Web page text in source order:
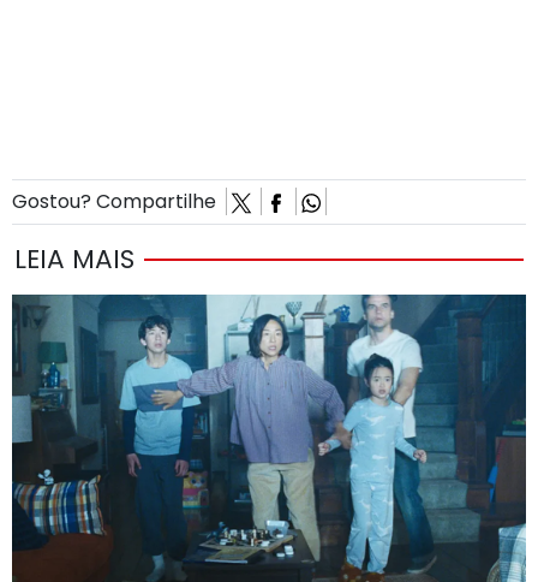
Gostou? Compartilhe
LEIA MAIS